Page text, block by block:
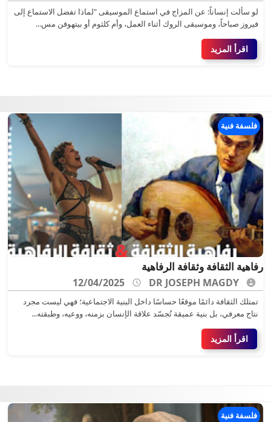
لو سألت إنساناً: عن المزاج في استماع الموسيقى "لماذا تفضل الاستماع إلى
فيروز صباحاً، وموسيقى الروك أثناء العمل، وأم كلثوم أو بيتهوفن مس...
اقرأ المزيد
فلسفة فنية
رفاهية الثقافة وثقافة الرفاهية
DR JOSEPH MAGDY
12/04/2025
تمتلك الثقافة دائمًا موقعًا حساسًا داخل البنية الاجتماعية؛ فهي ليست مجرد
نتاج معرفي، بل بنية عميقة تُجسّد علاقة الإنسان بزمنه، ووعيه، وطبقته...
اقرأ المزيد
فلسفة فنية